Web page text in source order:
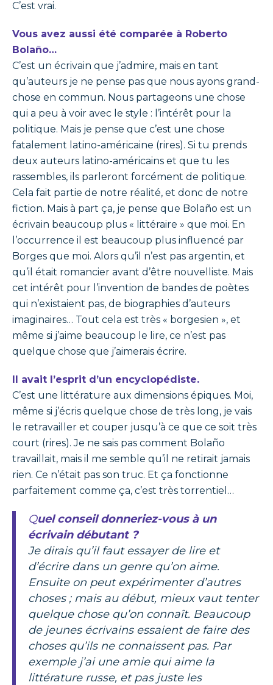
C’est vrai.
Vous avez aussi été comparée à Roberto
Bolaño…
C’est un écrivain que j’admire, mais en tant
qu’auteurs je ne pense pas que nous ayons grand-
chose en commun. Nous partageons une chose
qui a peu à voir avec le style : l’intérêt pour la
politique. Mais je pense que c’est une chose
fatalement latino-américaine (rires). Si tu prends
deux auteurs latino-américains et que tu les
rassembles, ils parleront forcément de politique.
Cela fait partie de notre réalité, et donc de notre
fiction. Mais à part ça, je pense que Bolaño est un
écrivain beaucoup plus « littéraire » que moi. En
l’occurrence il est beaucoup plus influencé par
Borges que moi. Alors qu’il n’est pas argentin, et
qu’il était romancier avant d’être nouvelliste. Mais
cet intérêt pour l’invention de bandes de poètes
qui n’existaient pas, de biographies d’auteurs
imaginaires… Tout cela est très « borgesien », et
même si j’aime beaucoup le lire, ce n’est pas
quelque chose que j’aimerais écrire.
Il avait l’esprit d’un encyclopédiste.
C’est une littérature aux dimensions épiques. Moi,
même si j’écris quelque chose de très long, je vais
le retravailler et couper jusqu’à ce que ce soit très
court (rires). Je ne sais pas comment Bolaño
travaillait, mais il me semble qu’il ne retirait jamais
rien. Ce n’était pas son truc. Et ça fonctionne
parfaitement comme ça, c’est très torrentiel…
Quel conseil donneriez-vous à un
écrivain débutant ?
Je dirais qu’il faut essayer de lire et
d’écrire dans un genre qu’on aime.
Ensuite on peut expérimenter d’autres
choses ; mais au début, mieux vaut tenter
quelque chose qu’on connaît. Beaucoup
de jeunes écrivains essaient de faire des
choses qu’ils ne connaissent pas. Par
exemple j’ai une amie qui aime la
littérature russe, et pas juste les